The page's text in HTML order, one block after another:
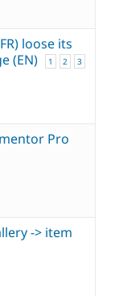
loose its
(EN)
1 2 3
Pro
-> item